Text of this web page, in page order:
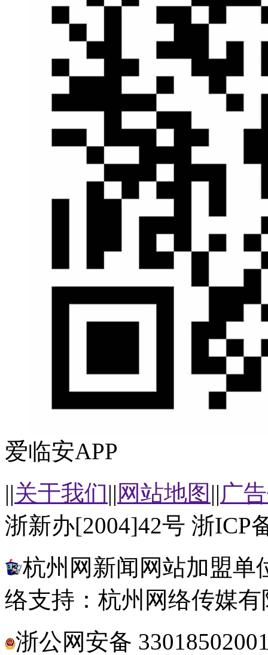
爱临安APP
||关于我们|| 网站地图 ||广
浙新办[2004]42号 浙ICP
杭州网新闻网站加盟单
络支持：杭州网络传媒有
浙公网安备